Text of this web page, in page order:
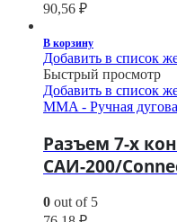
90,56 ₽
В корзину
Добавить в список
Быстрый просмотр
Добавить в список
MMA - Ручная
Разъем 7-х
САИ-200/
0 out of 5